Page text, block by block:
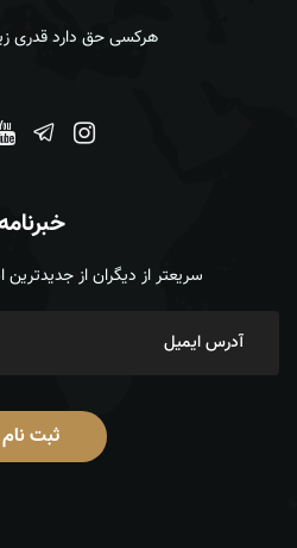
هرکسی حق دارد قدری
سریعتر از دیگران از جدیدترین